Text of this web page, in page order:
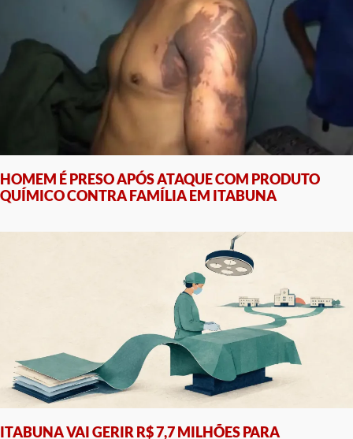
HOMEM É PRESO APÓS ATAQUE COM PRODUTO
QUÍMICO CONTRA FAMÍLIA EM ITABUNA
ITABUNA VAI GERIR R$ 7,7 MILHÕES PARA